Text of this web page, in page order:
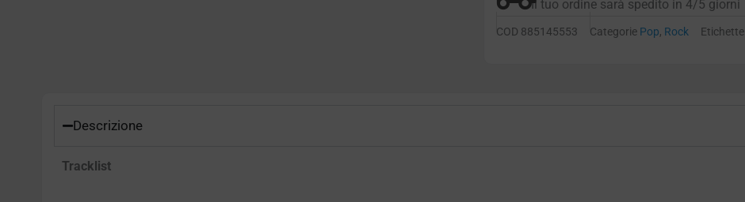
Il tuo ordine sarà spedito in 4/5 giorni
COD 885145553 Categorie Pop, Rock Etichette
Descrizione
Tracklist